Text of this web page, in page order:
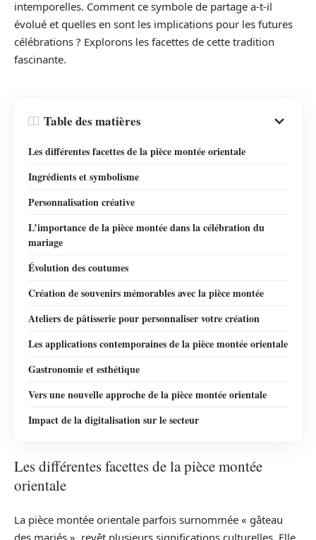
intemporelles. Comment ce symbole de partage a-t-il
évolué et quelles en sont les implications pour les futures
célébrations ? Explorons les facettes de cette tradition
fascinante.
Table des matières
Les différentes facettes de la pièce montée orientale
Ingrédients et symbolisme
Personnalisation créative
L’importance de la pièce montée dans la célébration du
mariage
Évolution des coutumes
Création de souvenirs mémorables avec la pièce montée
Ateliers de pâtisserie pour personnaliser votre création
Les applications contemporaines de la pièce montée orientale
Gastronomie et esthétique
Vers une nouvelle approche de la pièce montée orientale
Impact de la digitalisation sur le secteur
Les différentes facettes de la pièce montée
orientale
La pièce montée orientale parfois surnommée « gâteau
des mariés », revêt plusieurs significations culturelles. Elle